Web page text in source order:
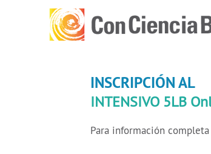
INSCRIPCIÓN AL
INTENSIVO 5LB
Para información